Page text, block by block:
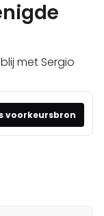
met Sergio
voorkeursbron